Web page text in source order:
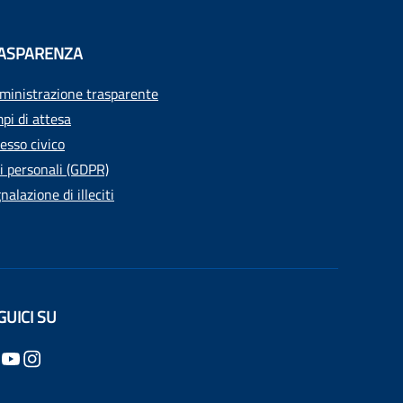
trasparente
di attesa
civico
personali (GDPR)
di illeciti
SU